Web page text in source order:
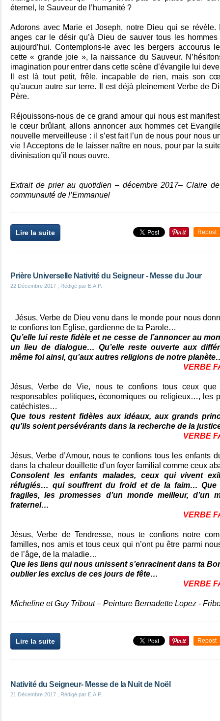
éternel, le Sauveur de l’humanité ?
Adorons avec Marie et Joseph, notre Dieu qui se révèle.
anges car le désir qu’à Dieu de sauver tous les
aujourd’hui. Contemplons-le avec les bergers accourus
cette « grande joie », la naissance du Sauveur.
imagination pour entrer dans cette scène d’évangile lui
Il est là tout petit, frêle, incapable de rien, mais son
qu’aucun autre sur terre. Il est déjà pleinement Verbe de
Père.
Réjouissons-nous de ce grand amour qui nous est
le cœur brûlant, allons annoncer aux hommes cet
nouvelle merveilleuse : il s’est fait l’un de nous pour nous
vie ! Acceptons de le laisser naître en nous, pour par la
divinisation qu’il nous ouvre.
Extrait de prier au quotidien – décembre 2017– Claire
communauté de l’Emmanuel
Lire la suite Repost
Prière Universelle Nativité du Seigneur - Messe du Jour
22 Décembre 2017 , Rédigé par E.A.P.
Jésus, Verbe de Dieu venu dans le monde pour nous
te confions ton Eglise, gardienne de ta Parole…
Qu’elle lui reste fidèle et ne cesse de l’annoncer au
un lieu de dialogue… Qu’elle reste ouverte aux
même foi ainsi, qu’aux autres religions de notre
VERBE
Jésus, Verbe de Vie, nous te confions tous ceux
responsables politiques, économiques ou religieux…, les
catéchistes…
Que tous restent fidèles aux idéaux, aux grands
qu’ils soient persévérants dans la recherche de la
VERBE
Jésus, Verbe d’Amour, nous te confions tous les enfants
dans la chaleur douillette d’un foyer familial comme ceux
Consolent les enfants malades, ceux qui vivent
réfugiés… qui souffrent du froid et de la faim… Que
fragiles, les promesses d’un monde meilleur, d’un
fraternel…
VERBE
Jésus, Verbe de Tendresse, nous te confions notre
familles, nos amis et tous ceux qui n’ont pu être parmi
de l’âge, de la maladie…
Que les liens qui nous unissent s’enracinent dans ta
oublier les exclus de ces jours de fête…
VERBE
Micheline et Guy Tribout – Peinture Bernadette Lopez -
Lire la suite Repost
Nativité du Seigneur- Messe de la Nuit de Noël
21 Décembre 2017 , Rédigé par E.A.P.